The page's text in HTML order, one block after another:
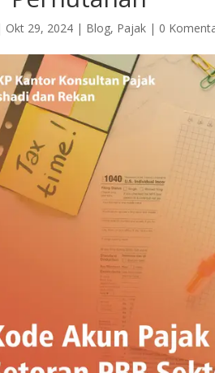
Okt 29, 2024 | Blog, Pajak | 0